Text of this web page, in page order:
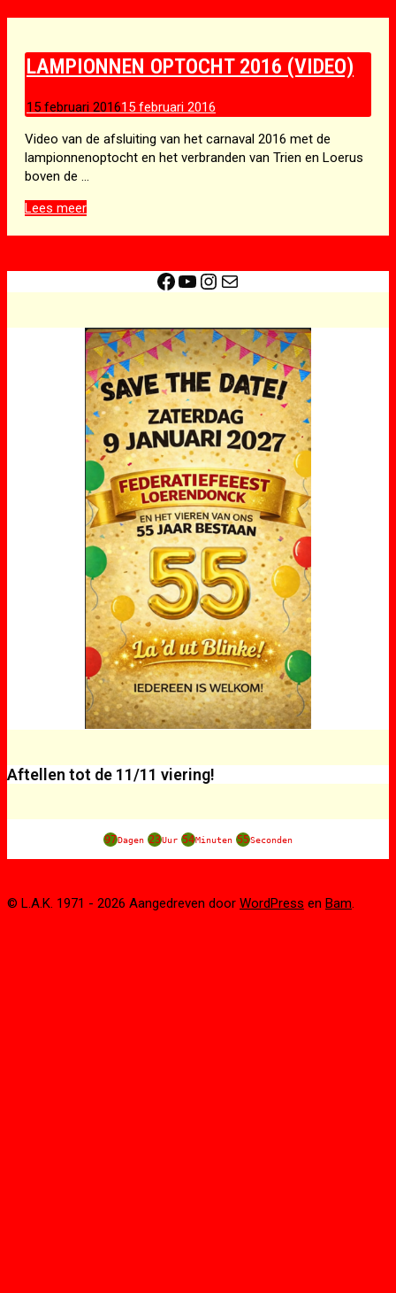
LAMPIONNEN OPTOCHT 2016 (VIDEO)
15 februari 201615 februari 2016
Video van de afsluiting van het carnaval 2016 met de
lampionnenoptocht en het verbranden van Trien en Loerus
boven de …
Lampionnen
Lees meer
Facebook
YouTube
Instagram
E-mail
Aftellen tot de 11/11 viering!
97Dagen 23Uur 54Minuten 55Seconden
© L.A.K. 1971 - 2026 Aangedreven door WordPress en Bam